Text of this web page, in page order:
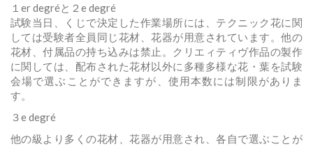
１er degréと２e degré
試験当日、くじで決定した作業場所には、テクニック花に関
しては受験者全員同じ花材、花器が用意されています。他の
花材、付属品の持ち込みは禁止。クリエィティヴ作品の製作
に関しては、配布された花材以外に多種多様な花・葉を試験
会場で選ぶことができますが、使用本数には制限がありま
す。
３e degré
他の級より多くの花材、花器が用意され、各自で選ぶことが